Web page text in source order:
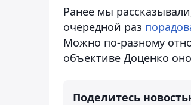
Ранее мы
очередной раз
Можно по-разному
объективе Доценко
Поделитесь